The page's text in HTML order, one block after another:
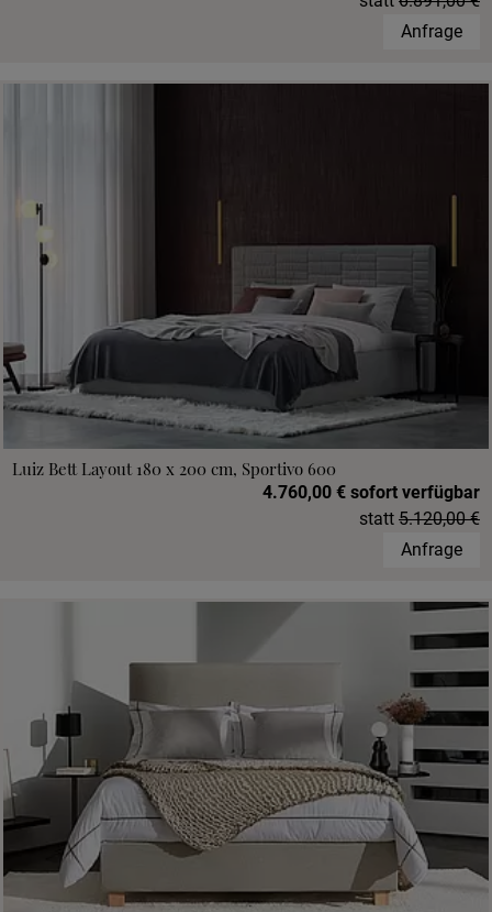
Anfrage
Luiz Bett Layout 180 x 200 cm, Sportivo 600
4.760,00 € sofort verfügbar
statt 5.120,00 €
Anfrage